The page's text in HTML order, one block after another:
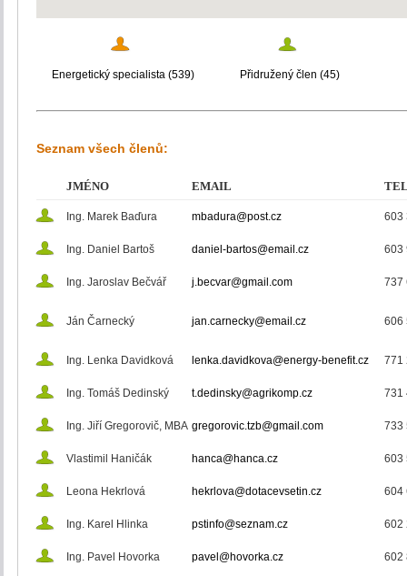
Energetický specialista (539) Přidružený člen (45)
Seznam všech členů:
JMÉNO EMAIL
Ing. Marek Baďura mbadura@post.cz 603
Ing. Daniel Bartoš daniel-bartos@email.cz 603
Ing. Jaroslav Bečvář j.becvar@gmail.com 737
Ján Čarnecký jan.carnecky@email.cz 606
Ing. Lenka Davidková lenka.davidkova@energy-benefit.cz 771
Ing. Tomáš Dedinský t.dedinsky@agrikomp.cz 731
Ing. Jiří Gregorovič, MBA gregorovic.tzb@gmail.com 733
Vlastimil Haničák hanca@hanca.cz 603
Leona Hekrlová hekrlova@dotacevsetin.cz 604
Ing. Karel Hlinka pstinfo@seznam.cz 602
Ing. Pavel Hovorka pavel@hovorka.cz 602